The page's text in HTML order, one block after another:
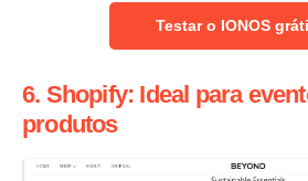
Testar o IONOS
6. Shopify: Ideal para
produtos